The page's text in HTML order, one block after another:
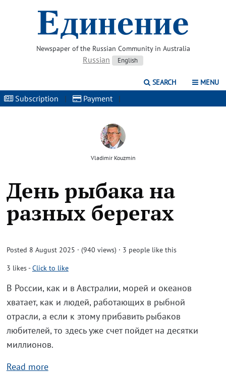
Newspaper of the Russian Community in Australia
Russian English
SEARCH MENU
Subscription | Payment |
Vladimir Kouzmin
День рыбака на
разных берегах
Posted 8 August 2025 · (940 views) · 3 people like this
3 likes-Click to like
В России, как и в Австралии, морей и океанов
хватает, как и людей, работающих в рыбной
отрасли, а если к этому прибавить рыбаков
любителей, то здесь уже счет пойдет на десятки
миллионов.
Read more